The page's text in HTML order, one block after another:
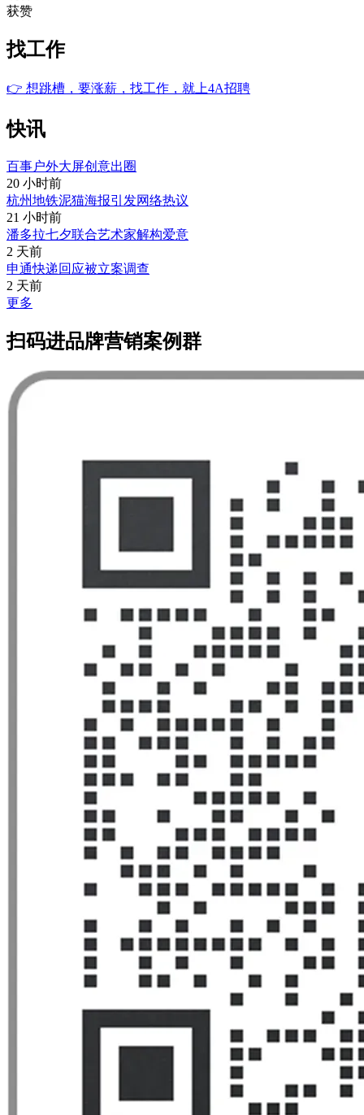
获赞
找工作
👉 想跳槽，要涨薪，找工作，就上4A招聘
快讯
百事户外大屏创意出圈
20 小时前
杭州地铁泥猫海报引发网络热议
21 小时前
潘多拉七夕联合艺术家解构爱意
2 天前
申通快递回应被立案调查
2 天前
更多
扫码进品牌营销案例群